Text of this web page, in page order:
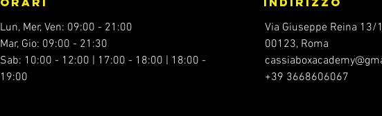
Lun, Mer, Ven: 09:00 - 21:00
Mar, Gio: 09:00 - 21:30
Sab: 10:00 - 12:00 | 17:00 - 18:00 | 18:00 -
19:00
Via Giuseppe Reina 13/
00123, Roma
+39 3668606067